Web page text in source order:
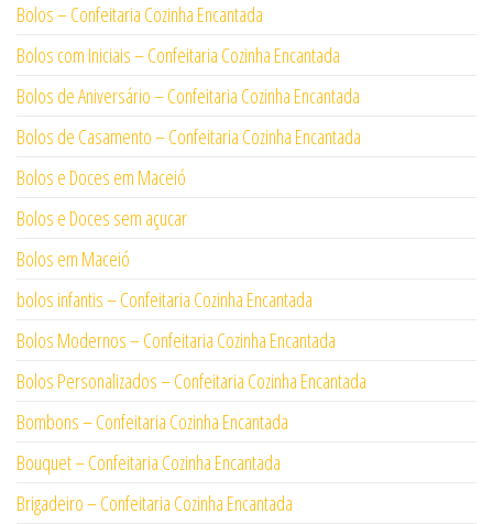
Bolos – Confeitaria Cozinha Encantada
Bolos com Iniciais – Confeitaria Cozinha Encantada
Bolos de Aniversário – Confeitaria Cozinha Encantada
Bolos de Casamento – Confeitaria Cozinha Encantada
Bolos e Doces em Maceió
Bolos e Doces sem açucar
Bolos em Maceió
bolos infantis – Confeitaria Cozinha Encantada
Bolos Modernos – Confeitaria Cozinha Encantada
Bolos Personalizados – Confeitaria Cozinha Encantada
Bombons – Confeitaria Cozinha Encantada
Bouquet – Confeitaria Cozinha Encantada
Brigadeiro – Confeitaria Cozinha Encantada